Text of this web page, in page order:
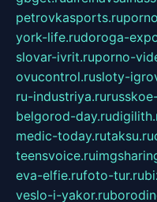
petrovkasports.ru
york-life.rudoroga-
slovar-ivrit.ruporno-
ovucontrol.rusloty-
ru-industriya.ru
belgorod-day.ru
medic-today.rutaksu.ru
teensvoice.ru
eva-elfie.rufoto-tur.ru
veslo-i-yakor.ru